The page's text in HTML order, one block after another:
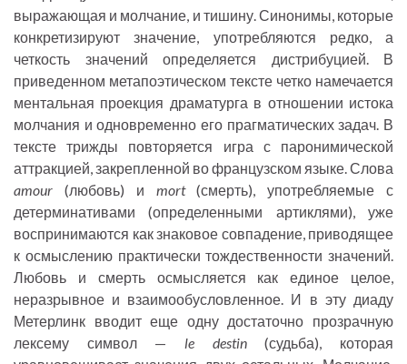
выражающая и молчание, и тишину. Синонимы, которые
конкретизируют значение, употребляются редко, а
четкость значений определяется дистрибуцией. В
приведенном метапоэтическом тексте четко намечается
ментальная проекция драматурга в отношении истока
молчания и одновременно его прагматических задач. В
тексте трижды повторяется игра с паронимической
аттракцией, закрепленной во французском языке. Слова
amour (любовь) и mort(смерть), употребляемые с
детерминативами (определенными артиклями), уже
воспринимаются как знаковое совпадение, приводящее
к осмыслению практически тождественности значений.
Любовь и смерть осмысляется как единое целое,
неразрывное и взаимообусловленное. И в эту диаду
Метерлинк вводит еще одну достаточно прозрачную
лексему символ — le destin(судьба), которая